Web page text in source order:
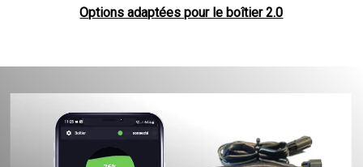
Options adaptées pour le boîtier 2.0